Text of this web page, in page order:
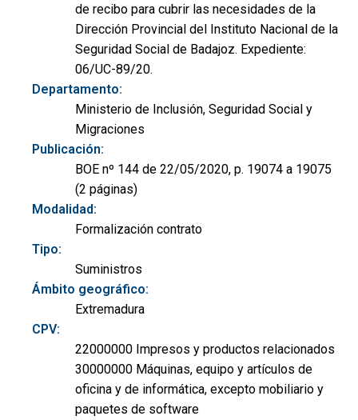
de recibo para cubrir las necesidades de la
Dirección Provincial del Instituto Nacional de la
Seguridad Social de Badajoz. Expediente:
06/UC-89/20.
Departamento:
Ministerio de Inclusión, Seguridad Social y
Migraciones
Publicación:
BOE nº 144 de 22/05/2020, p. 19074 a 19075
(2 páginas)
Modalidad:
Formalización contrato
Tipo:
Suministros
Ámbito geográfico:
Extremadura
CPV:
22000000 Impresos y productos relacionados
30000000 Máquinas, equipo y artículos de
oficina y de informática, excepto mobiliario y
paquetes de software